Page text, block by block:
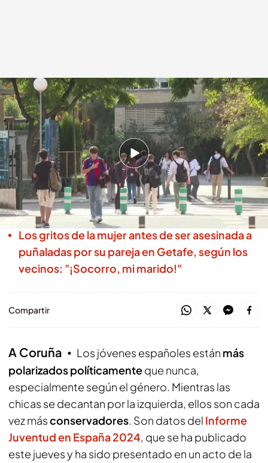
Sus opiniones sobre igualdad son preocupantes. IMAGEN: Noticias
Cuatro
Redacción digital Noticias Cuatro
26 JUN 2025 - 17:35h.
El recién publicado Informe Juventud en
España 2024 apunta que el 8% de los jóvenes
votaría a partidos de extrema derecha
Los gritos de la mujer antes de ser asesinada a
puñaladas por su pareja en Getafe, según los
vecinos: "¡Socorro, mi marido!"
Compartir
A Coruña Los jóvenes españoles están más
polarizados políticamenteque nunca,
especialmente según el género. Mientras las
chicas se decantan por la izquierda, ellos son cada
vez másconservadores. Son datos del Informe
Juventud en España 2024, que se ha publicado
este jueves y ha sido presentado en un acto de la